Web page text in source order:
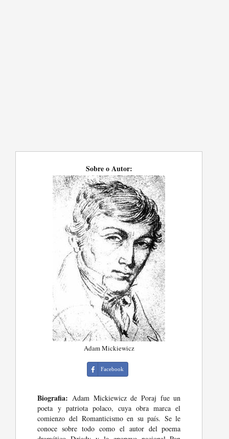
Sobre o Autor:
Adam Mickiewicz
Facebook
Biografia: Adam Mickiewicz de Poraj fue un
poeta y patriota polaco, cuya obra marca el
comienzo del Romanticismo en su país. Se le
conoce sobre todo como el autor del poema